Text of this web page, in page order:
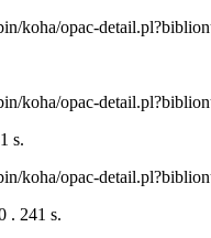
koha/opac-
koha/opac-
s.
koha/opac-
. 241 s.